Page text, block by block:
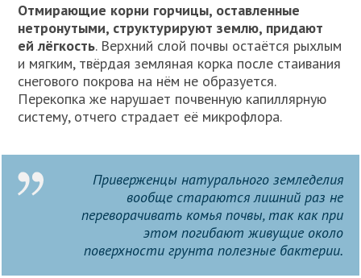
Отмирающие корни горчицы, оставленные
нетронутыми, структурируют землю, придают
ей лёгкость. Верхний слой почвы остаётся рыхлым
и мягким, твёрдая земляная корка после стаивания
снегового покрова на нём не образуется.
Перекопка же нарушает почвенную капиллярную
систему, отчего страдает её микрофлора.
Приверженцы натурального земледелия
вообще стараются лишний раз не
переворачивать комья почвы, так как при
этом погибают живущие около
поверхности грунта полезные бактерии.